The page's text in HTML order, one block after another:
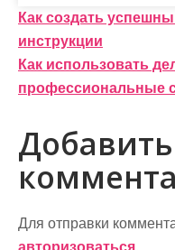
Н
а
в
и
г
а
ц
Как создать
инструкции
Как использовать
профессиональные
Добавить
Для отправки
авторизоваться.